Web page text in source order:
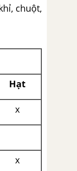
chuột,
Hạt
x
x